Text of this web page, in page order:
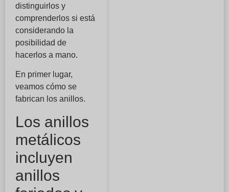
distinguirlos y
comprenderlos si está
considerando la
posibilidad de
hacerlos a mano.
En primer lugar,
veamos cómo se
fabrican los anillos.
Los anillos
metálicos
incluyen
anillos